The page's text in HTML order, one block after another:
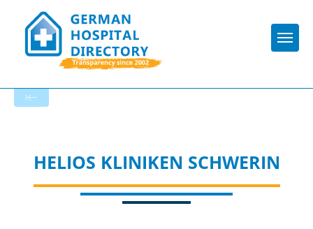
HELIOS KLINIKEN SCHWERIN